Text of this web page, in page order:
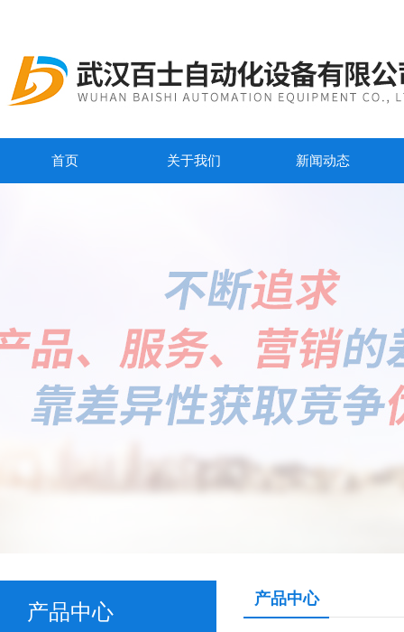
首页 关于我们 新闻动态
产品中心
产品中心